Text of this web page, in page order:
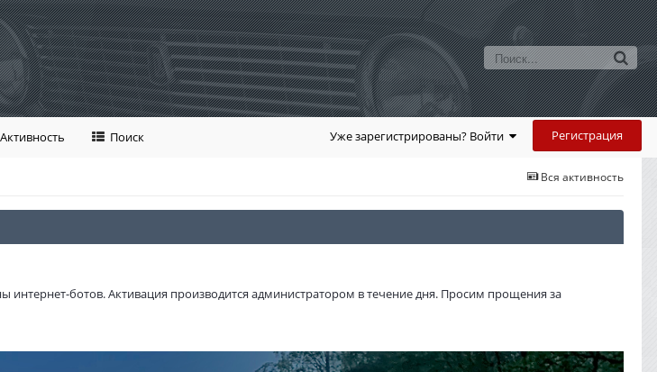
Уже зарегистрированы? Войти Регистрация
Активность Поиск
Вся активность
ботов. Активация производится администратором в течение дня. Просим прощения за